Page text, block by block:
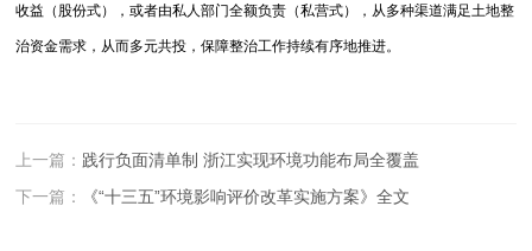
收益（股份式），或者由私人部门全额负责（私营式），从多种渠道满足土地整
治资金需求，从而多元共投，保障整治工作持续有序地推进。
上一篇： 践行负面清单制 浙江实现环境功能布局全覆盖
下一篇：
《“十三五”环境影响评价改革实施方案》全文